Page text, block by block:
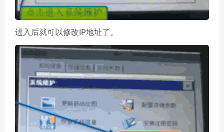
进入后就可以修改IP地址了。